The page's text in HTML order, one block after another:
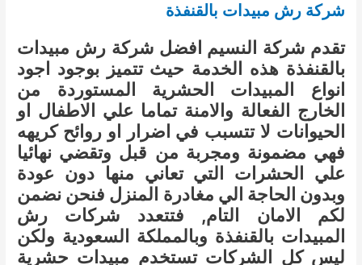
شركة رش مبيدات بالقنفذة
تقدم شركة النسيم افضل شركة رش مبيدات
بالقنفذة هذه الخدمة حيث تتميز بوجود اجود
انواع المبيدات الحشرية المستوردة من
الخارج الفعالة والامنة تماما علي الاطفال او
الحيوانات لا تتسبب في اضرار او روائح كريهه
فهي مضمونة ومجربة من قبل وتقضي نهائيا
علي الحشرات التي تعاني منها دون عودة
وبدون الحاجة الي مغادرة المنزل فنحن نضمن
لكم الامان التام, فتتعدد شركات رش
المبيدات بالقنفذة وبالمملكة السعودية ولكن
ليس كل الشركات تستخدم مبيدات حشرية